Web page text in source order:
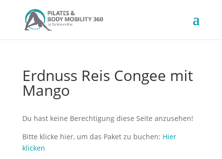
Erdnuss Reis Congee mit
Mango
Du hast keine Berechtigung diese Seite anzusehen!
Bitte klicke hier, um das Paket zu buchen: Hier
klicken